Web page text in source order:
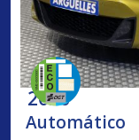
2020
Automático